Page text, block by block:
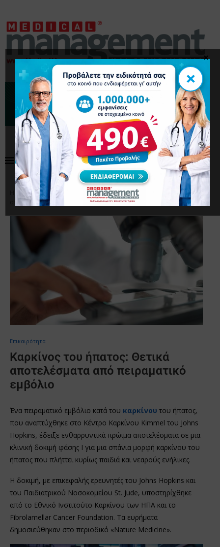
Home Επικαιρότητα
Καρκίνος του ήπατος: Θετικά
αποτελέσματα από πειραματικό εμβόλιο
Επικαιρότητα
Καρκίνος του ήπατος: Θετικά
αποτελέσματα από πειραματικό
εμβόλιο
Ένα πειραματικό εμβόλιο κατά του καρκίνου του ήπατος,
που αναπτύχθηκε στο Κέντρο Καρκίνου Kimmel του Johns
Hopkins, έδειξε ενθαρρυντικά πρώιμα αποτελέσματα σε μια
κλινική δοκιμή φάσης Ι για μια σπάνια μορφή καρκίνου του
ήπατος που πλήττει κυρίως παιδιά και νεαρούς ενήλικες.
Η δοκιμή, με επικεφαλής ερευνητές του Johns Hopkins και
του Παιδιατρικού Νοσοκομείου St. Jude, υποστηρίχθηκε
από το Εθνικό Ινστιτούτο Καρκίνου των ΗΠΑ και το
Fibrolamellar Cancer Foundation. Τα ευρήματα
δημοσιεύθηκαν στο περιοδικό «Nature Medicine».
×
×